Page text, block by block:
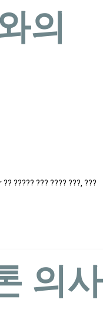
의
????? ??? ???? ???, ???
의사